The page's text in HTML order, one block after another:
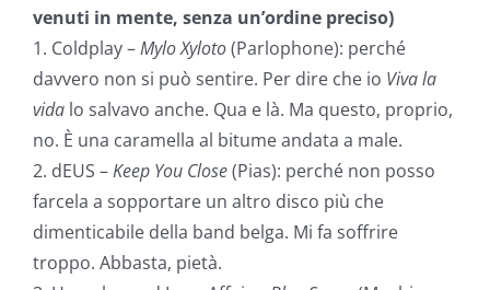
venuti in mente, senza un’ordine preciso)
1. Coldplay –Mylo Xyloto(Parlophone): perché
davvero non si può sentire. Per dire che io Viva la
vida lo salvavo anche. Qua e là. Ma questo, proprio,
no. È una caramella al bitume andata a male.
2. dEUS –Keep You Close(Pias): perché non posso
farcela a sopportare un altro disco più che
dimenticabile della band belga. Mi fa soffrire
troppo. Abbasta, pietà.